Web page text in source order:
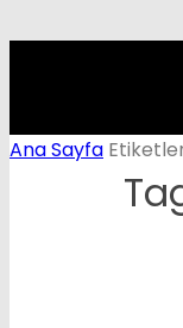
Ana Sayfa